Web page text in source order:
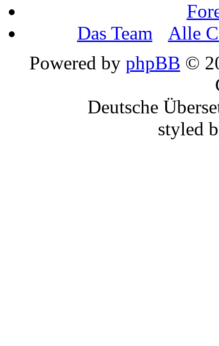
Das Team
Alle
Powered by phpBB ©
Deutsche
styled